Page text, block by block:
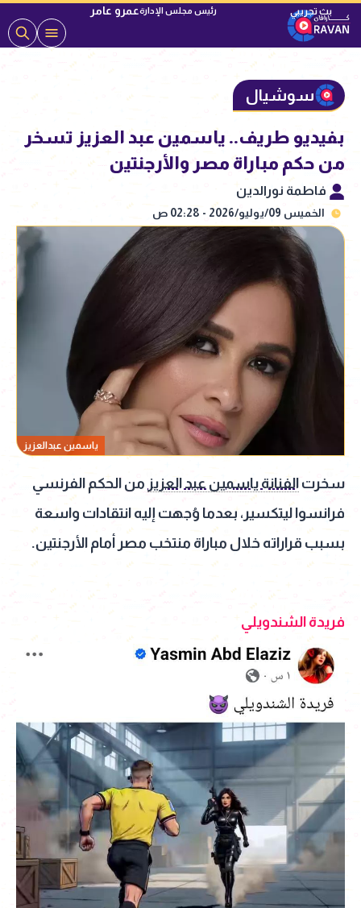
رئيس مجلس الإدارةعمرو عامر
سوشيال
بفيديو طريف.. ياسمين عبد العزيز تسخر
من حكم مباراة مصر والأرجنتين
فاطمة نورالدين
الخميس 09/يوليو/2026 - 02:28 ص
ياسمين عبدالعزيز
سخرت الفنانة ياسمين عبد العزيز من الحكم الفرنسي
فرانسوا ليتكسير، بعدما وُجهت إليه انتقادات واسعة
بسبب قراراته خلال مباراة منتخب مصر أمام الأرجنتين.
فريدة الشندويلي